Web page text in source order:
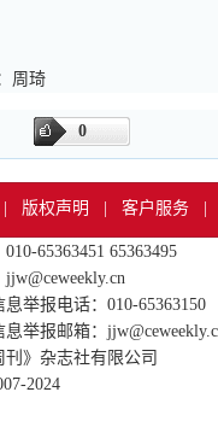
周琦
0
| 版权声明 | 客户服务 |
65363451 65363495
举报电话：010-65363150
举报邮箱：
刊》杂志社有限公司
2024